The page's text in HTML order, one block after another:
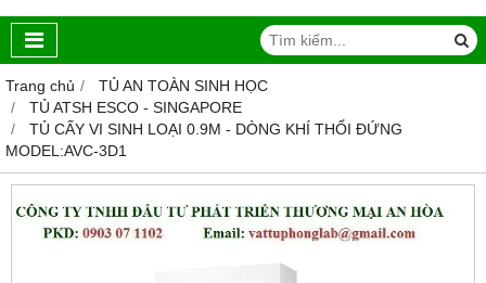
Trang chủ
TỦ AN TOÀN SINH HỌC
TỦ ATSH ESCO - SINGAPORE
TỦ CẤY VI SINH LOẠI 0.9M - DÒNG KHÍ THỔI ĐỨNG
MODEL:AVC-3D1